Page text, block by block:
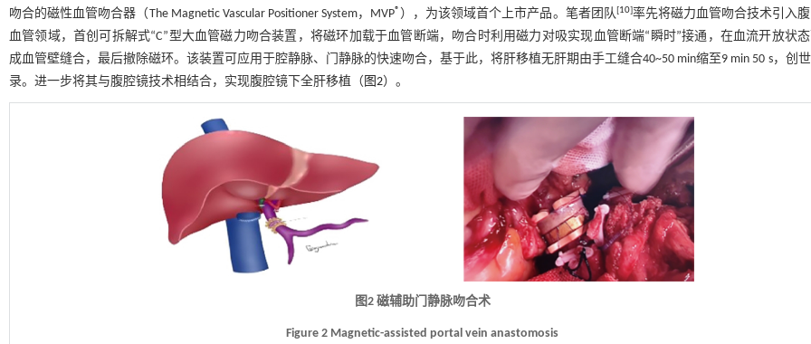
吻合的磁性血管吻合器（The Magnetic Vascular Positioner System，MVP® ），为该领域首个上市产品。笔者团队[10]率先将磁力血管吻合技术引入
血管领域，首创可拆解式“C”型大血管磁力吻合装置，将磁环加载于血管断端，吻合时利用磁力对吸实现血管断端“瞬时”接通，在血流开放状
成血管壁缝合，最后撤除磁环。该装置可应用于腔静脉、门静脉的快速吻合，基于此，将肝移植无肝期由手工缝合40~50 min缩至9 min 50 s，创
录。进一步将其与腹腔镜技术相结合，实现腹腔镜下全肝移植（ 图2）。
图2 磁辅助门静脉吻合术
Figure 2 Magnetic-assisted portal vein anastomosis